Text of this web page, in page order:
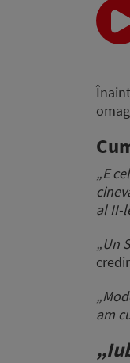
Audio
„E
al II-
„Un
am